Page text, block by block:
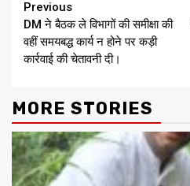
Continue
Reading
Previous
DM ने बैठक ले विभागों की समीक्षा की
वहीं समयबद्ध कार्य न होने पर कड़ी
कार्रवाई की चेतावनी दी।
MORE STORIES